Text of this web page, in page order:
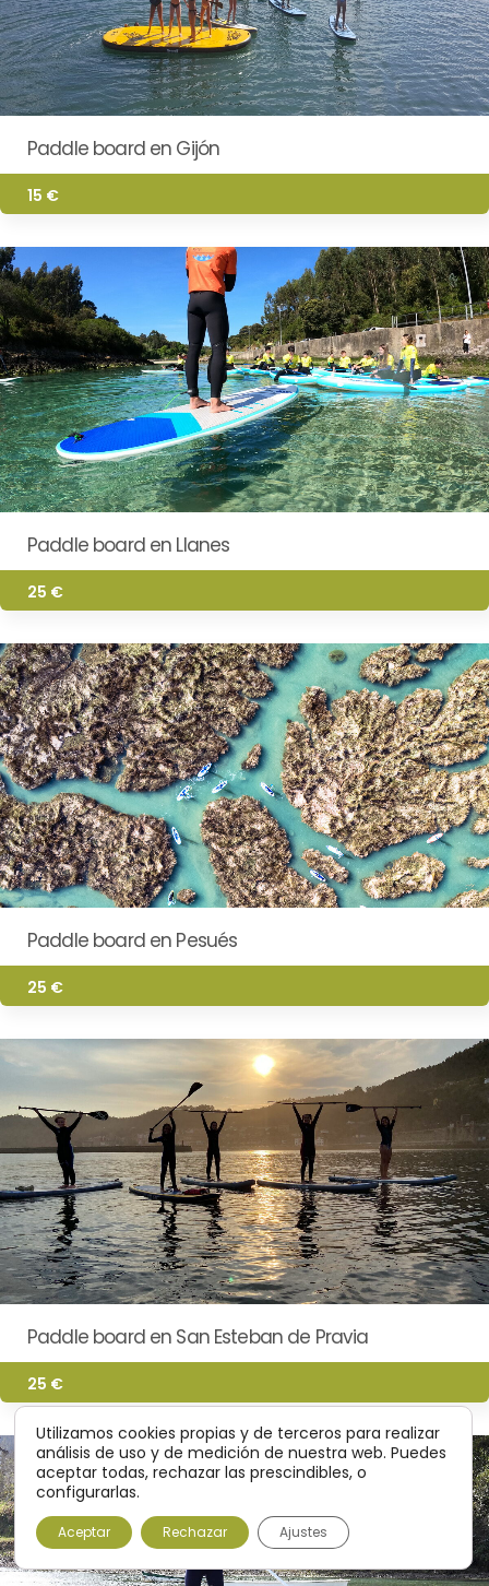
Paddle board en Gijón
15 €
Paddle board en Llanes
25 €
Paddle board en Pesués
25 €
Paddle board en San Esteban de Pravia
25 €
Utilizamos cookies propias y de terceros para realizar
análisis de uso y de medición de nuestra web. Puedes
aceptar todas, rechazar las prescindibles, o
configurarlas.
Aceptar Rechazar Ajustes